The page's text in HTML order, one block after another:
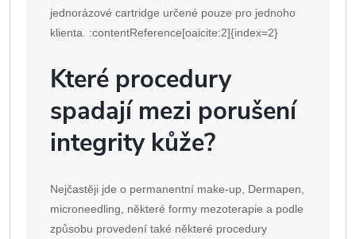
jednorázové cartridge určené pouze pro jednoho
klienta. :contentReference[oaicite:2]{index=2}
Které procedury
spadají mezi porušení
integrity kůže?
Nejčastěji jde o permanentní make-up, Dermapen,
microneedling, některé formy mezoterapie a podle
způsobu provedení také některé procedury